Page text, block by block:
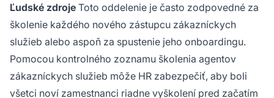
Ľudské zdroje Toto oddelenie je často zodpovedné za
školenie každého nového zástupcu zákazníckych
služieb alebo aspoň za spustenie jeho onboardingu.
Pomocou kontrolného zoznamu školenia agentov
zákazníckych služieb môže HR zabezpečiť, aby boli
všetci noví zamestnanci riadne vyškolení pred začatím